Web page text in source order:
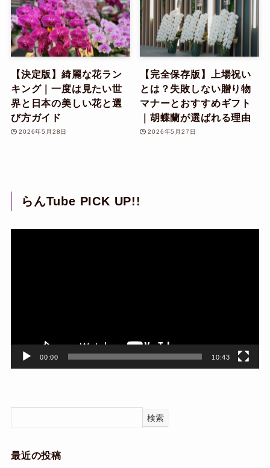
【決定版】綺麗な花ラン
キング｜一度は見たい世
界と日本の美しい花と選
び方ガイド
2026年5月28日
【完全保存版】上場祝い
とは？失敗しない贈り物
マナーとおすすめギフト
｜胡蝶蘭が選ばれる理由
2026年5月27日
らんTube PICK UP!!
00:00 10:43
検索
最近の投稿